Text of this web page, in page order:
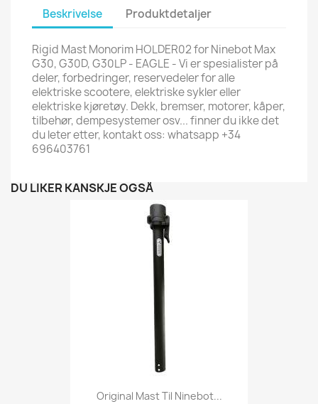
Beskrivelse Produktdetaljer
Rigid Mast Monorim HOLDER02 for Ninebot Max
G30, G30D, G30LP - EAGLE - Vi er spesialister på
deler, forbedringer, reservedeler for alle
elektriske scootere, elektriske sykler eller
elektriske kjøretøy. Dekk, bremser, motorer, kåper,
tilbehør, dempesystemer osv... finner du ikke det
du leter etter, kontakt oss: whatsapp +34
696403761
DU LIKER KANSKJE OGSÅ
Original Mast Til Ninebot...